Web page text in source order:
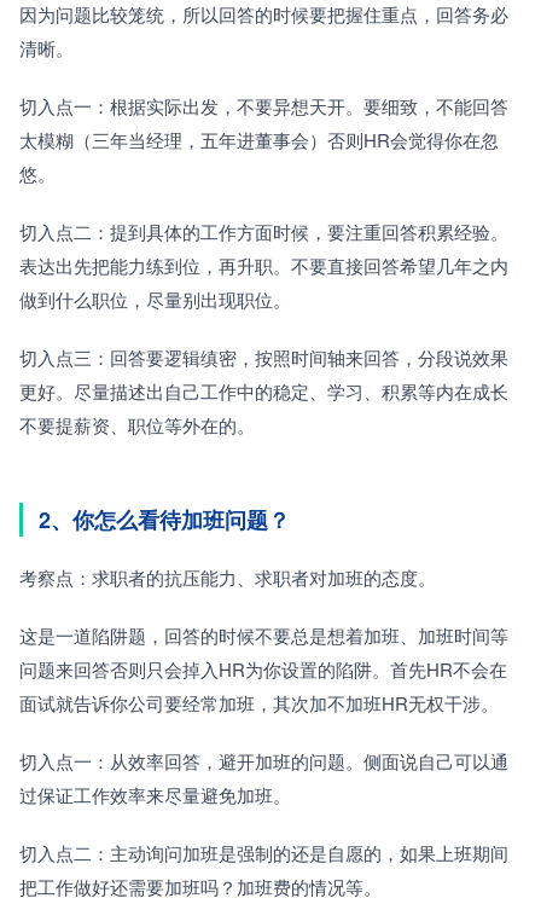
因为问题比较笼统，所以回答的时候要把握住重点，回答务必
清晰。
切入点一：根据实际出发，不要异想天开。要细致，不能回答
太模糊（三年当经理，五年进董事会）否则HR会觉得你在忽
悠。
切入点二：提到具体的工作方面时候，要注重回答积累经验。
表达出先把能力练到位，再升职。不要直接回答希望几年之内
做到什么职位，尽量别出现职位。
切入点三：回答要逻辑缜密，按照时间轴来回答，分段说效果
更好。尽量描述出自己工作中的稳定、学习、积累等内在成长
不要提薪资、职位等外在的。
2、你怎么看待加班问题？
考察点：求职者的抗压能力、求职者对加班的态度。
这是一道陷阱题，回答的时候不要总是想着加班、加班时间等
问题来回答否则只会掉入HR为你设置的陷阱。首先HR不会在
面试就告诉你公司要经常加班，其次加不加班HR无权干涉。
切入点一：从效率回答，避开加班的问题。侧面说自己可以通
过保证工作效率来尽量避免加班。
切入点二：主动询问加班是强制的还是自愿的，如果上班期间
把工作做好还需要加班吗？加班费的情况等。